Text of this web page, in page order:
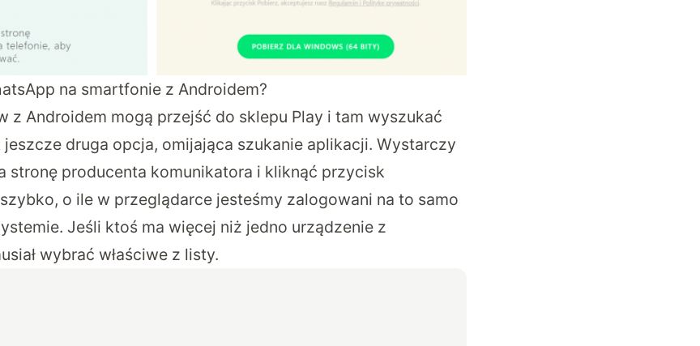
na smartfonie z Androidem?
z Androidem mogą przejść do sklepu Play i tam wyszukać
druga opcja, omijająca szukanie aplikacji. Wystarczy
stronę producenta komunikatora i kliknąć przycisk
szybko, o ile w przeglądarce jesteśmy zalogowani na to samo
Jeśli ktoś ma więcej niż jedno urządzenie z
wybrać właściwe z listy.